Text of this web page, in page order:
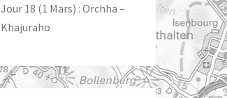
Jour 18 (1 Mars) : Orchha –
Khajuraho